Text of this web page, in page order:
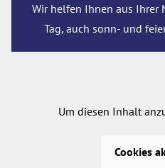
Wir helfen Ihnen aus Ihrer
Tag, auch sonn- und
Um diesen Inhalt
Cookies